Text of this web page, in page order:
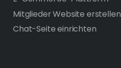
Mitglieder Website erstellen
Chat-Seite einrichten